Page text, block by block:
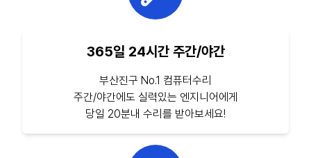
365일 24시간 주간/야간
부산진구 No.1 컴퓨터수리
주간/야간에도 실력있는 엔지니어에게
당일 20분내 수리를 받아보세요!